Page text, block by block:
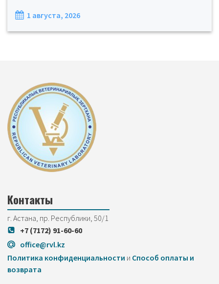
1 августа, 2026
Контакты
г. Астана, пр. Республики, 50/1
+7 (7172) 91-60-60
office@rvl.kz
Политика конфиденциальности и Cпособ оплаты и
возврата